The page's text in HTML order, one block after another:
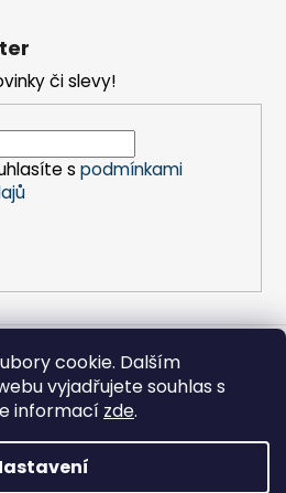
cookie. Dalším
vyjadřujete souhlas s
informací zde.
či slevy!
s podmínkami
Hikoki-nářadí Kontakty
údajů Obchodní podmínky
objednávka